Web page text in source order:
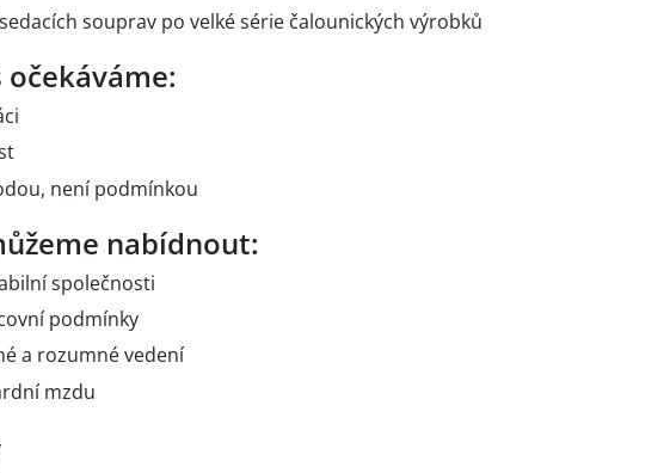
souprav po velké série čalounických výrobků
očekáváme:
není podmínkou
nabídnout:
společnosti
podmínky
a rozumné vedení
mzdu